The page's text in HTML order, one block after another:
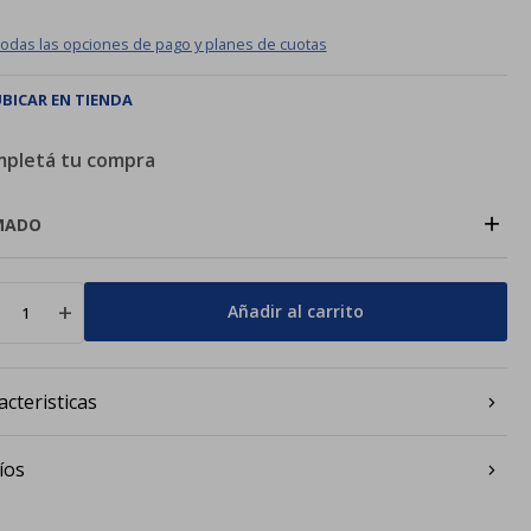
las opciones de pago y planes de cuotas
EN TIENDA
tu compra
+
add Añadir al carrito